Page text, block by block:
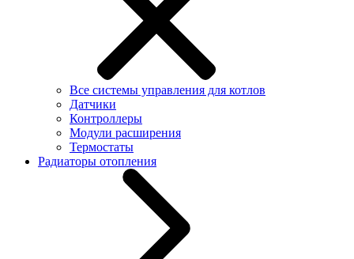
Все системы управления для котлов
Датчики
Контроллеры
Модули расширения
Термостаты
Радиаторы отопления